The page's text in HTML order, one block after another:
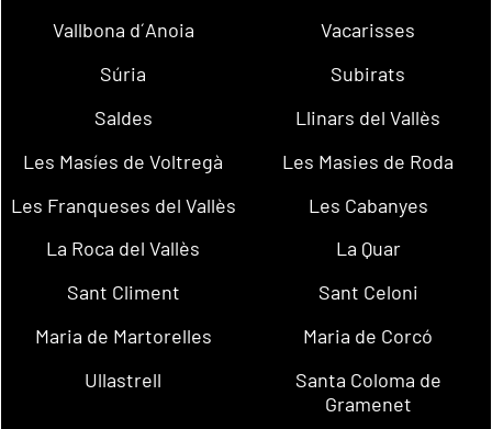
Vallbona d´Anoia
Vacarisses
Súria
Subirats
Saldes
Llinars del Vallès
Les Masíes de Voltregà
Les Masies de Roda
Les Franqueses del Vallès
Les Cabanyes
La Roca del Vallès
La Quar
Sant Climent
Sant Celoni
Maria de Martorelles
Maria de Corcó
Ullastrell
Santa Coloma de
Gramenet